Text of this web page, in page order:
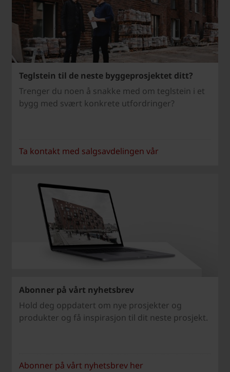
Teglstein til de neste byggeprosjektet ditt?
Trenger du noen å snakke med om teglstein i et
bygg med svært konkrete utfordringer?
Ta kontakt med salgsavdelingen vår
Abonner på vårt nyhetsbrev
Hold deg oppdatert om nye prosjekter og
produkter og få inspirasjon til dit neste prosjekt.
Abonner på vårt nyhetsbrev her